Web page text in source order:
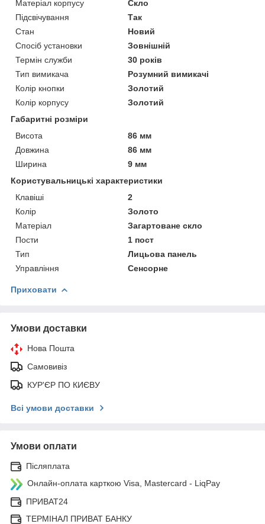
Матеріал корпусу
Скло
Підсвічування
Так
Стан
Новий
Спосіб установки
Зовнішній
Термін служби
30 років
Тип вимикача
Розумний вимикачі
Колір кнопки
Золотий
Колір корпусу
Золотий
Габаритні розміри
Висота
86 мм
Довжина
86 мм
Ширина
9 мм
Користувальницькі характеристики
Клавіші
2
Колір
Золото
Матеріал
Загартоване скло
Пости
1 пост
Тип
Лицьова панель
Управління
Сенсорне
Приховати
Умови доставки
Нова Пошта
Самовивіз
КУР'ЄР ПО КИЄВУ
Всі умови доставки
Умови оплати
Післяплата
Онлайн-оплата карткою Visa, Mastercard - LiqPay
ПРИВАТ24
ТЕРМІНАЛ ПРИВАТ БАНКУ